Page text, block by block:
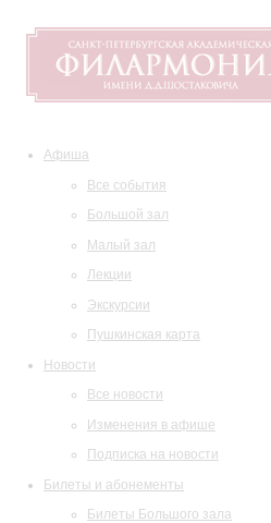
Афиша
Все события
Большой зал
Малый зал
Лекции
Экскурсии
Пушкинская карта
Новости
Все новости
Изменения в афише
Подписка на новости
Билеты и абонементы
Билеты Большого зала